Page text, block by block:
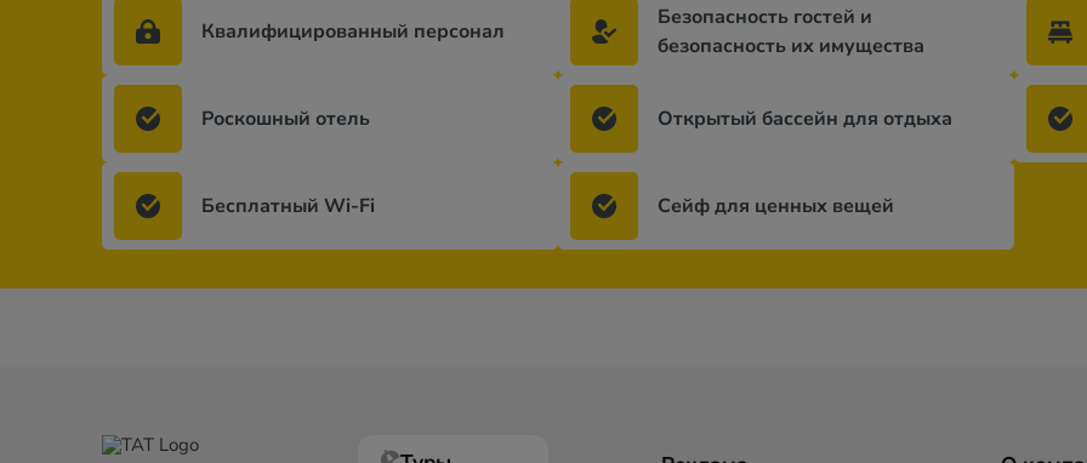
Квалифицированный персонал
Безопасность гостей и
безопасность их имущества
Роскошный отель Открытый бассейн для отдыха
Бесплатный Wi-Fi Сейф для ценных вещей